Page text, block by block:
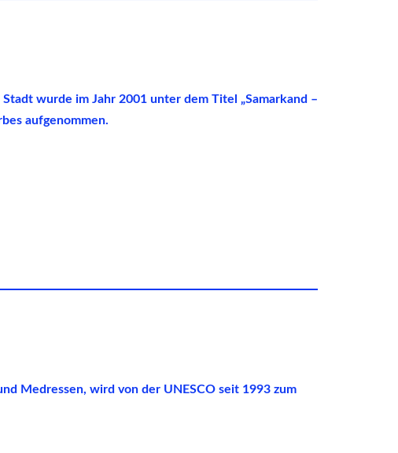
wurde im Jahr 2001 unter dem Titel „Samarkand –
aufgenommen.
Medressen, wird von der UNESCO seit 1993 zum